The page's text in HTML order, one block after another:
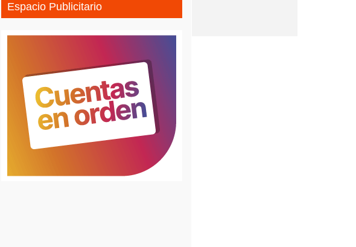
Espacio Publicitario